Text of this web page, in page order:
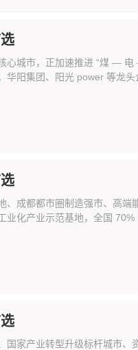
心城市，正加速推进 “煤 —
华阳集团、阳光 power 等龙
、成都都市圈制造强市、高
化产业示范基地，全国
国家产业转型升级标杆城市